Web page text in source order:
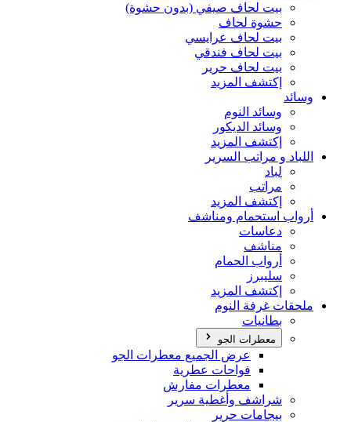
بيت لحاف صيفي (بدون حشوة)
حشوة لحاف
بيت لحاف عرايسي
بيت لحاف فندقي
بيت لحاف حرير
إكتشف المزيد
وسائد
وسائد النوم
وسائد الديكور
إكتشف المزيد
اللباد و مراتب السرير
لباد
مراتب
إكتشف المزيد
أرواب استحمام ومناشف
دعاسات
مناشف
أرواب الحمام
سليبرز
إكتشف المزيد
ملحقات غرفة النوم
بطانيات
معطرات الجو
عرض الجميع معطرات الجو
فواحات عطرية
معطرات مفارش
شراشف وأغطية سرير
بيجامات حرير